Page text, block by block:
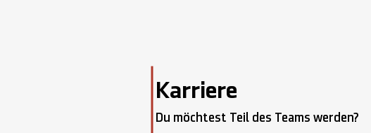
Karriere
Du möchtest Teil des Teams werden?